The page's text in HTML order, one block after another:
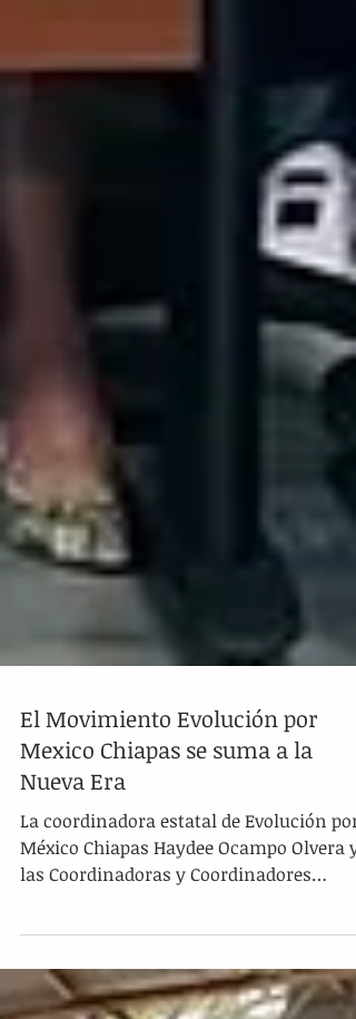
El Movimiento Evolución por
Nueva Era
La coordinadora estatal de Evolución por